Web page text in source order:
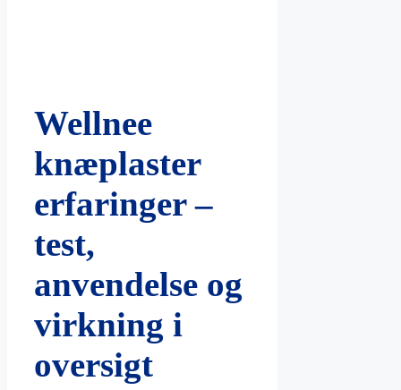
Wellnee
knæplaster
erfaringer –
test,
anvendelse og
virkning i
oversigt